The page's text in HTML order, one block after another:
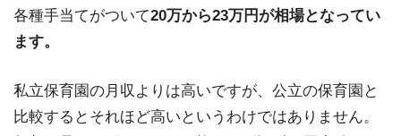
各種手当てがついて20万から23万円が相場となってい
ます。
私立保育園の月収よりは高いですが、公立の保育園と
比較するとそれほど高いというわけではありません。